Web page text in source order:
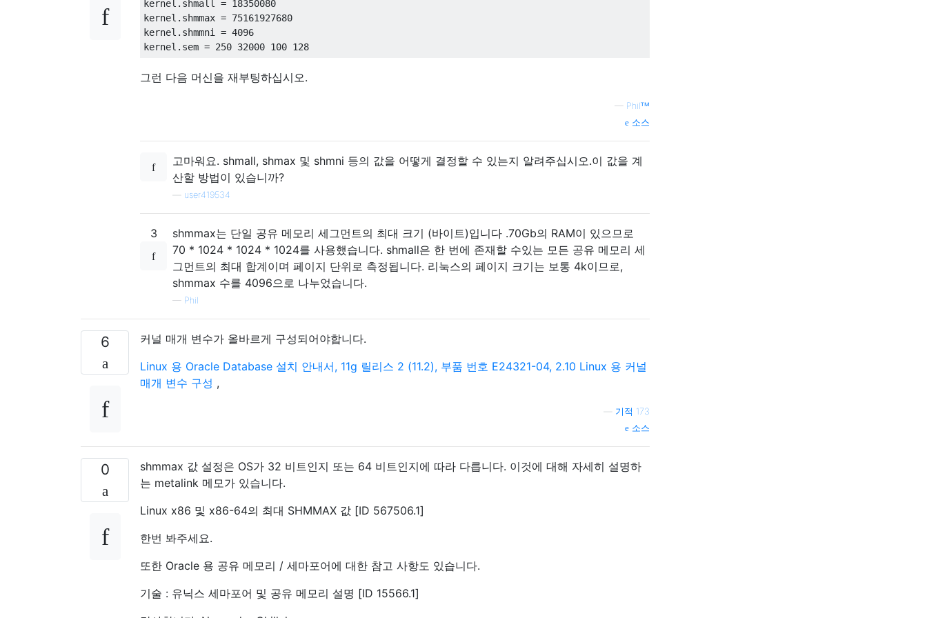
kernel . shmall = 18350080
kernel . shmmax = 75161927680
kernel . shmmni = 4096
kernel . sem = 250 32000 100 128
그런 다음 머신을 재부팅하십시오.
— Philᵀᴹ
소스
고마워요. shmall, shmax 및 shmni 등의 값을 어떻게 결정할 수 있는지 알려주십시오.이 값을 계
산할 방법이 있습니까?
user419534
3
shmmax는 단일 공유 메모리 세그먼트의 최대 크기 (바이트)입니다 .70Gb의 RAM이 있으므로
70 * 1024 * 1024 * 1024를 사용했습니다. shmall은 한 번에 존재할 수있는 모든 공유 메모리 세
그먼트의 최대 합계이며 페이지 단위로 측정됩니다. 리눅스의 페이지 크기는 보통 4k이므로,
shmmax 수를 4096으로 나누었습니다.
— Phil
6
커널 매개 변수가 올바르게 구성되어야합니다.
Linux 용 Oracle Database 설치 안내서, 11g 릴리스 2 (11.2), 부품 번호 E24321-04, 2.10 Linux 용 커널
매개 변수 구성 ,
기적 173
소스
0
shmmax 값 설정은 OS가 32 비트인지 또는 64 비트인지에 따라 다릅니다. 이것에 대해 자세히 설명하
는 metalink 메모가 있습니다.
Linux x86 및 x86-64의 최대 SHMMAX 값 [ID 567506.1]
한번 봐주세요.
또한 Oracle 용 공유 메모리 / 세마포어에 대한 참고 사항도 있습니다.
기술 : 유닉스 세마포어 및 공유 메모리 설명 [ID 15566.1]